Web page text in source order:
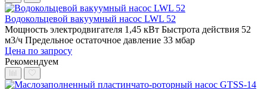
Водокольцевой вакуумный насос LWL 52
Мощность электродвигателя 1,45 кВт Быстрота действия 52
м3/ч Предельное остаточное давление 33 мбар
Цена по запросу
Рекомендуем